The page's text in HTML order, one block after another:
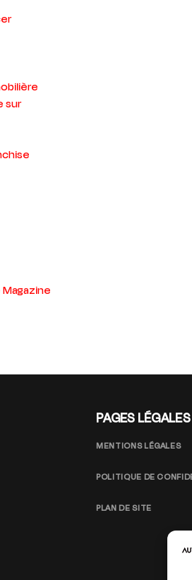
sur
PAGES LÉGALES
MENTIONS LÉGALES
POLITIQUE DE
PLAN DE SITE